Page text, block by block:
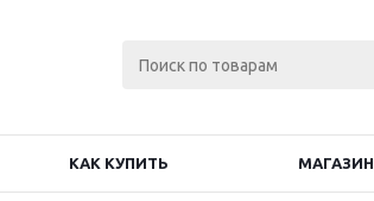
КАК КУПИТЬ